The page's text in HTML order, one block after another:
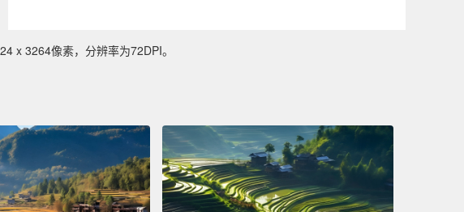
x 3264像素，分辨率为72DPI。